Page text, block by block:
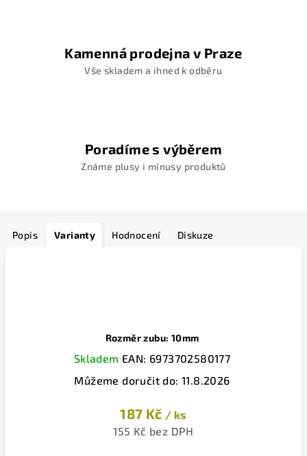
Kamenná prodejna v Praze
Vše skladem a ihned k odběru
Poradíme s výběrem
Známe plusy i mínusy produktů
Popis Varianty Hodnocení Diskuze
Rozměr zubu: 10mm
Skladem EAN: 6973702580177
Můžeme doručit do: 11.8.2026
187 Kč / ks
155 Kč bez DPH